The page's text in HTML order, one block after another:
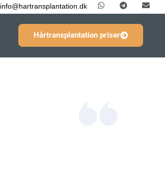
info@hartransplantation.dk
Hårtransplantation priser